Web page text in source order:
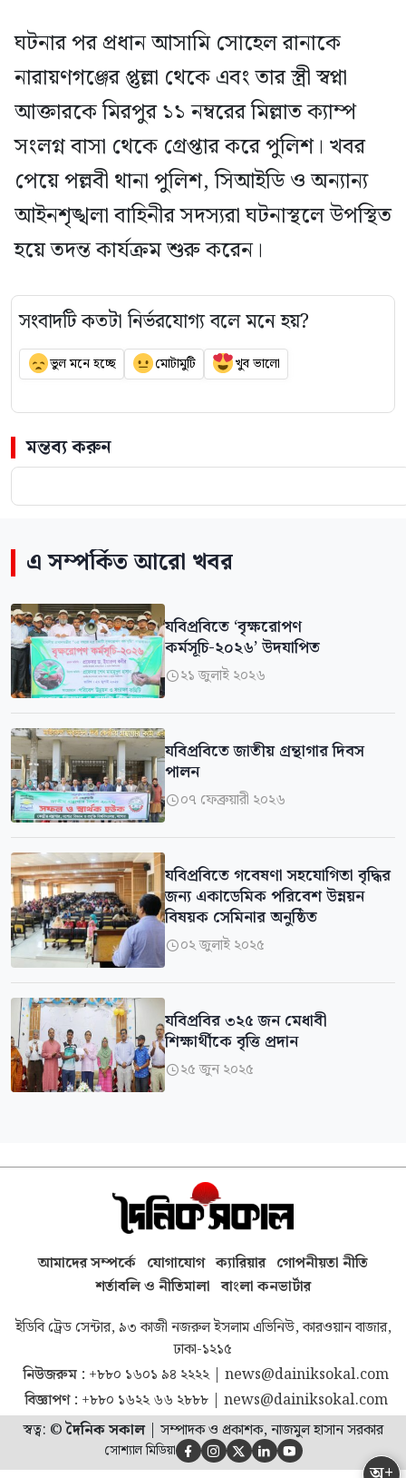
ঘটনার পর প্রধান আসামি সোহেল রানাকে
নারায়ণগঞ্জের প্তুল্লা থেকে এবং তার স্ত্রী স্বপ্না
আক্তারকে মিরপুর ১১ নম্বরের মিল্লাত ক্যাম্প
সংলগ্ন বাসা থেকে গ্রেপ্তার করে পুলিশ। খবর
পেয়ে পল্লবী থানা পুলিশ, সিআইডি ও অন্যান্য
আইনশৃঙ্খলা বাহিনীর সদস্যরা ঘটনাস্থলে উপস্থিত
হয়ে তদন্ত কার্যক্রম শুরু করেন।
সংবাদটি কতটা নির্ভরযোগ্য বলে মনে হয়?
ভুল মনে হচ্ছে মোটামুটি খুব ভালো
মন্তব্য করুন
এ সম্পর্কিত আরো খবর
যবিপ্রবিতে ‘বৃক্ষরোপণ
কর্মসূচি-২০২৬’ উদযাপিত
২১ জুলাই ২০২৬
যবিপ্রবিতে জাতীয় গ্রন্থাগার দিবস
পালন
০৭ ফেব্রুয়ারী ২০২৬
যবিপ্রবিতে গবেষণা সহযোগিতা বৃদ্ধির
জন্য একাডেমিক পরিবেশ উন্নয়ন
বিষয়ক সেমিনার অনুষ্ঠিত
০২ জুলাই ২০২৫
যবিপ্রবির ৩২৫ জন মেধাবী
শিক্ষার্থীকে বৃত্তি প্রদান
২৫ জুন ২০২৫
আমাদের সম্পর্কে যোগাযোগ ক্যারিয়ার গোপনীয়তা নীতি
শর্তাবলি ও নীতিমালা বাংলা কনভার্টার
ইডিবি ট্রেড সেন্টার, ৯৩ কাজী নজরুল ইসলাম এভিনিউ, কারওয়ান বাজার,
ঢাকা-১২১৫
নিউজরুম : +৮৮০ ১৬০১ ৯৪ ২২২২| news@dainiksokal.com
বিজ্ঞাপণ : +৮৮০ ১৬২২ ৬৬ ২৮৮৮| news@dainiksokal.com
স্বত্ব: ©দৈনিক সকাল| সম্পাদক ও প্রকাশক, নাজমুল হাসান সরকার
সোশ্যাল মিডিয়া     